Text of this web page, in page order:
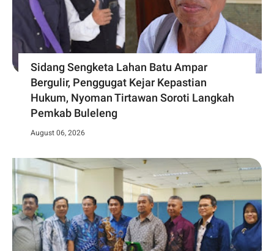
Sidang Sengketa Lahan Batu Ampar
Bergulir, Penggugat Kejar Kepastian
Hukum, Nyoman Tirtawan Soroti Langkah
Pemkab Buleleng
August 06, 2026